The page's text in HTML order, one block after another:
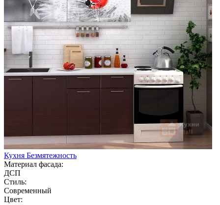
Кухня Безмятежность
Материал фасада:
ДСП
Стиль:
Современный
Цвет: